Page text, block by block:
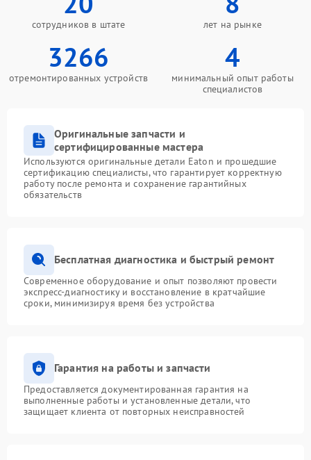
сотрудников в штате лет на рынке
3266
отремонтированных устройств
4
минимальный опыт работы
специалистов
Оригинальные запчасти и
сертифицированные мастера
Используются оригинальные детали Eaton и прошедшие
сертификацию специалисты, что гарантирует корректную
работу после ремонта и сохранение гарантийных
обязательств
Бесплатная диагностика и быстрый ремонт
Современное оборудование и опыт позволяют провести
экспресс-диагностику и восстановление в кратчайшие
сроки, минимизируя время без устройства
Гарантия на работы и запчасти
Предоставляется документированная гарантия на
выполненные работы и установленные детали, что
защищает клиента от повторных неисправностей